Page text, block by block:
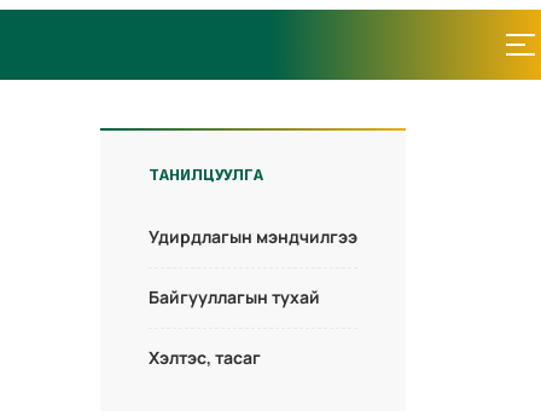
ТАНИЛЦУУЛГА
Удирдлагын мэндчилгээ
Байгууллагын тухай
Хэлтэс, тасаг